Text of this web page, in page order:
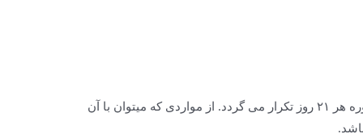
ماده ها در سن یک سالگی به بلوغ جنسی رسیده و برای آبستنی آماده می گردند. سیکل فحلی گاو ها از زمان بلوغ آغاز می شود و این دوره هر ۲۱ روز تکرار می گردد. از مواردی که میتوان با آن